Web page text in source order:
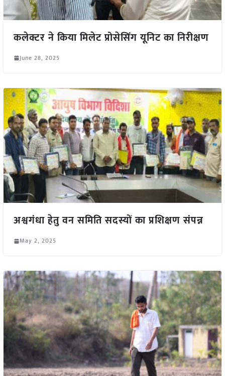
कलेक्टर ने किया मिलेट प्रोसेसिंग यूनिट का निरीक्षण
June 28, 2025
अश्वगंधा हेतु वन समिति सदस्यों का प्रशिक्षण संपन्न
May 2, 2025